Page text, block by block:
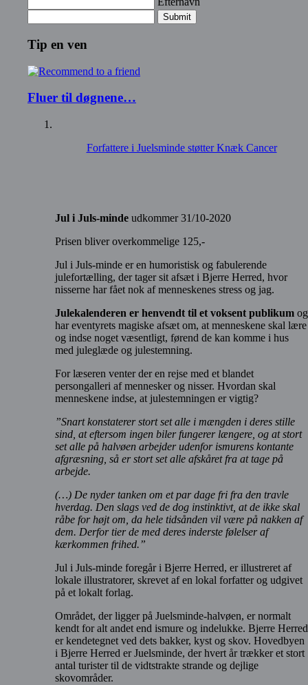
Submit
Tip en ven
Fluer til døgnene…
Forfattere i Juelsminde støtter Knæk Cancer
Jul i Juls-minde udkommer 31/10-2020
Prisen bliver overkommelige 125,-
Jul i Juls-minde er en humoristisk og fabulerende
julefortælling, der tager sit afsæt i Bjerre Herred, hvor
nisserne har fået nok af menneskenes stress og jag.
Julekalenderen er henvendt til et voksent publikum og
har eventyrets magiske afsæt om, at menneskene skal lære
og indse noget væsentligt, førend de kan komme i hus
med juleglæde og julestemning.
For læseren venter der en rejse med et blandet
persongalleri af mennesker og nisser. Hvordan skal
menneskene indse, at julestemningen er vigtig?
”Snart konstaterer stort set alle i mængden i deres stille
sind, at eftersom ingen biler fungerer længere, og at stort
set alle på halvøen arbejder udenfor ismurens kontante
afgræsning, så er stort set alle afskåret fra at tage på
arbejde.
(…) De nyder tanken om et par dage fri fra den travle
hverdag. Den slags ved de dog instinktivt, at de ikke skal
råbe for højt om, da hele tidsånden vil være på nakken af
dem. Derfor tier de med deres inderste følelser af
kærkommen frihed.”
Jul i Juls-minde foregår i Bjerre Herred, er illustreret af
lokale illustratorer, skrevet af en lokal forfatter og udgivet
på et lokalt forlag.
Området, der ligger på Juelsminde-halvøen, er normalt
kendt for alt andet end ismure og indelukke. Bjerre Herred
er kendetegnet ved dets bakker, kyst og skov. Hovedbyen
i Bjerre Herred er Juelsminde, der hvert år trækker et stort
antal turister til de vidtstrakte strande og dejlige
skovområder.